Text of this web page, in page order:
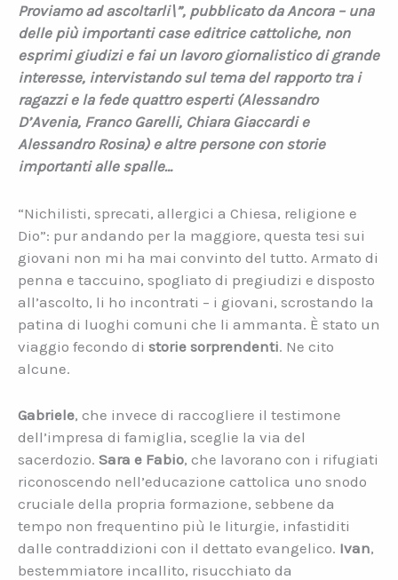
Proviamo ad ascoltarli\”, pubblicato da Ancora – una
delle più importanti case editrice cattoliche, non
esprimi giudizi e fai un lavoro giornalistico di grande
interesse, intervistando sul tema del rapporto tra i
ragazzi e la fede quattro esperti (Alessandro
D’Avenia, Franco Garelli, Chiara Giaccardi e
Alessandro Rosina) e altre persone con storie
importanti alle spalle…
“Nichilisti, sprecati, allergici a Chiesa, religione e
Dio”: pur andando per la maggiore, questa tesi sui
giovani non mi ha mai convinto del tutto. Armato di
penna e taccuino, spogliato di pregiudizi e disposto
all’ascolto, li ho incontrati – i giovani, scrostando la
patina di luoghi comuni che li ammanta. È stato un
viaggio fecondo di storie sorprendenti. Ne cito
alcune.
Gabriele, che invece di raccogliere il testimone
dell’impresa di famiglia, sceglie la via del
sacerdozio. Sara e Fabio, che lavorano con i rifugiati
riconoscendo nell’educazione cattolica uno snodo
cruciale della propria formazione, sebbene da
tempo non frequentino più le liturgie, infastiditi
dalle contraddizioni con il dettato evangelico. Ivan,
bestemmiatore incallito, risucchiato da